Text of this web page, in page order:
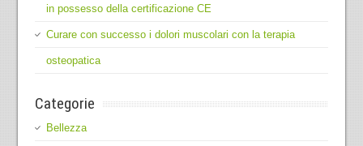
in possesso della certificazione CE
Curare con successo i dolori muscolari con la terapia
osteopatica
Categorie
Bellezza